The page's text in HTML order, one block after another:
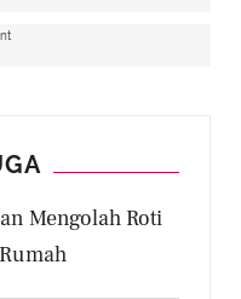
Mengolah Roti